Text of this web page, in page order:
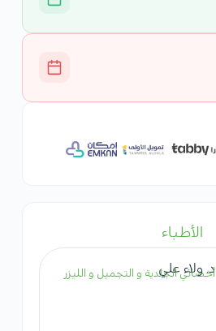
الأطباء
د. ولاء علي
أخصائي الجلدية و التجميل و الليزر